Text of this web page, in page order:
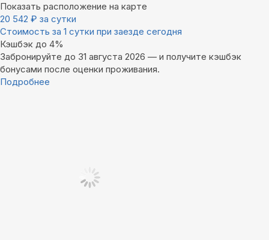
Показать расположение на карте
20 542 ₽ за сутки
Стоимость за 1 сутки при заезде сегодня
Кэшбэк до 4%
Забронируйте до 31 августа 2026 — и получите кэшбэк
бонусами после оценки проживания.
Подробнее